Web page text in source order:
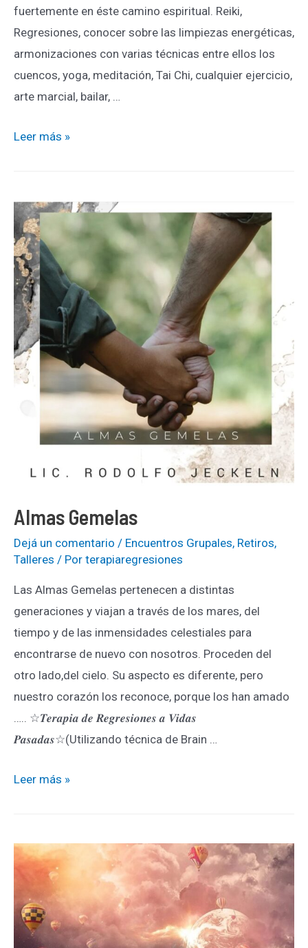
fuertemente en éste camino espiritual. Reiki,
Regresiones, conocer sobre las limpiezas energéticas,
armonizaciones con varias técnicas entre ellos los
cuencos, yoga, meditación, Tai Chi, cualquier ejercicio,
arte marcial, bailar, …
Leer más »
Almas Gemelas
Dejá un comentario / Encuentros Grupales, Retiros,
Talleres / Por terapiaregresiones
Las Almas Gemelas pertenecen a distintas
generaciones y viajan a través de los mares, del
tiempo y de las inmensidades celestiales para
encontrarse de nuevo con nosotros. Proceden del
otro lado,del cielo. Su aspecto es diferente, pero
nuestro corazón los reconoce, porque los han amado
….. ☆𝑻𝒆𝒓𝒂𝒑𝒊𝒂 𝒅𝒆 𝑹𝒆𝒈𝒓𝒆𝒔𝒊𝒐𝒏𝒆𝒔 𝒂 𝑽𝒊𝒅𝒂𝒔
𝑷𝒂𝒔𝒂𝒅𝒂𝒔☆(Utilizando técnica de Brain …
Leer más »